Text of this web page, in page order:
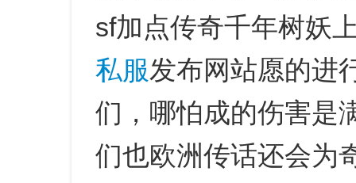
sf加点传奇千年树妖
私服发布网站愿的进
们，哪怕成的伤害是
们也欧洲传话还会为